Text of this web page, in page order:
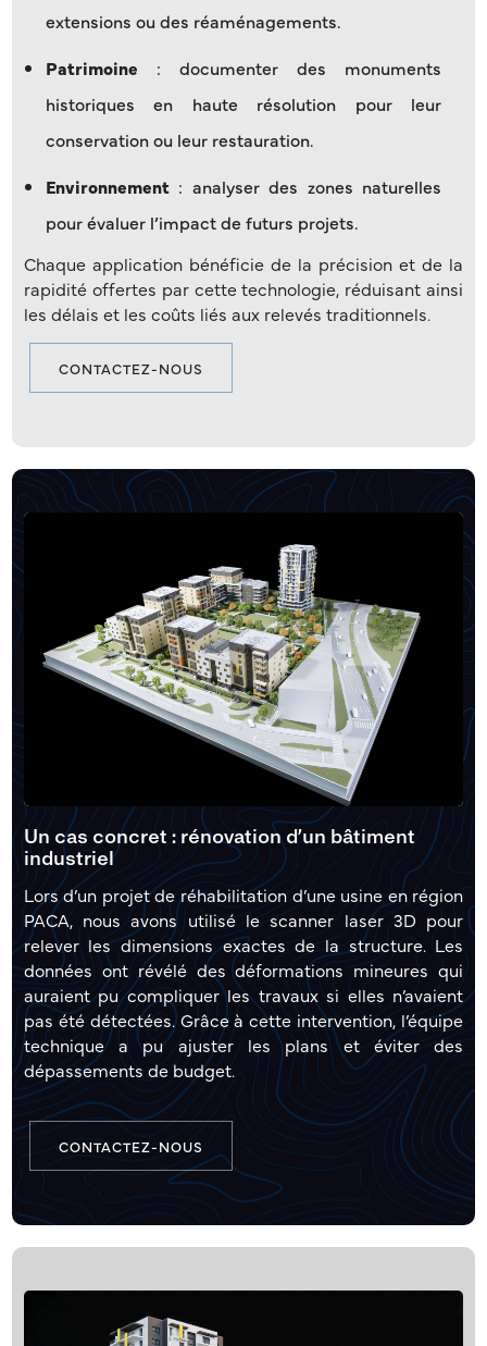
extensions ou des réaménagements.
Patrimoine : documenter des monuments
historiques en haute résolution pour leur
conservation ou leur restauration.
Environnement: analyser des zones naturelles
pour évaluer l’impact de futurs projets.
Chaque application bénéficie de la précision et de la
rapidité offertes par cette technologie, réduisant ainsi
les délais et les coûts liés aux relevés traditionnels.
CONTACTEZ-NOUS
Un cas concret : rénovation d’un bâtiment
industriel
Lors d’un projet de réhabilitation d’une usine en région
PACA, nous avons utilisé le scanner laser 3D pour
relever les dimensions exactes de la structure. Les
données ont révélé des déformations mineures qui
auraient pu compliquer les travaux si elles n’avaient
pas été détectées. Grâce à cette intervention, l’équipe
technique a pu ajuster les plans et éviter des
dépassements de budget.
CONTACTEZ-NOUS